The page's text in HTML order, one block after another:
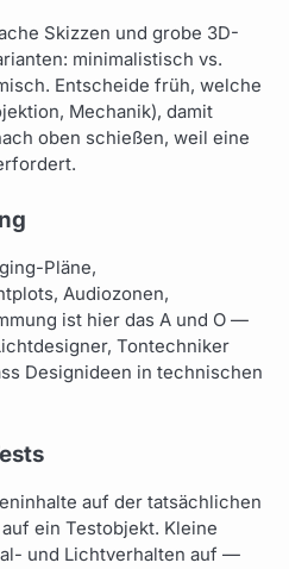
Skizzen und grobe 3D-
minimalistisch vs.
Entscheide früh, welche
Mechanik), damit
oben schießen, weil eine
Pläne,
Audiozonen,
ist hier das A und O —
Tontechniker
Designideen in technischen
auf der tatsächlichen
ein Testobjekt. Kleine
und Lichtverhalten auf —